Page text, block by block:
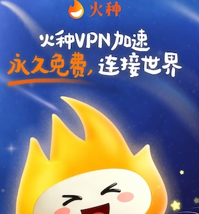
支持[0] 反对
支持
反对 [0]